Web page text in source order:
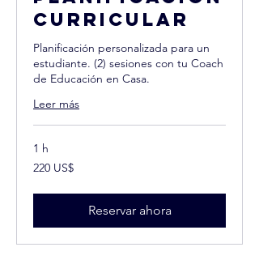
curricular
Planificación personalizada para un
estudiante. (2) sesiones con tu Coach
de Educación en Casa.
Leer más
1 h
220
dólares
220 US$
Reservar ahora